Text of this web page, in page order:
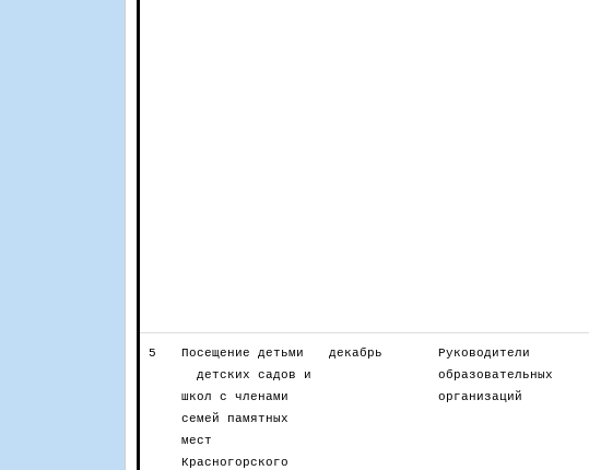
5
Посещение детьми
детских садов и
школ с членами
семей памятных
мест
Красногорского
декабрь
Руководители
образовательных
организаций